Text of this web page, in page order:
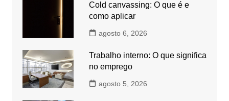
Cold canvassing: O que é e
como aplicar
agosto 6, 2026
Trabalho interno: O que significa
no emprego
agosto 5, 2026